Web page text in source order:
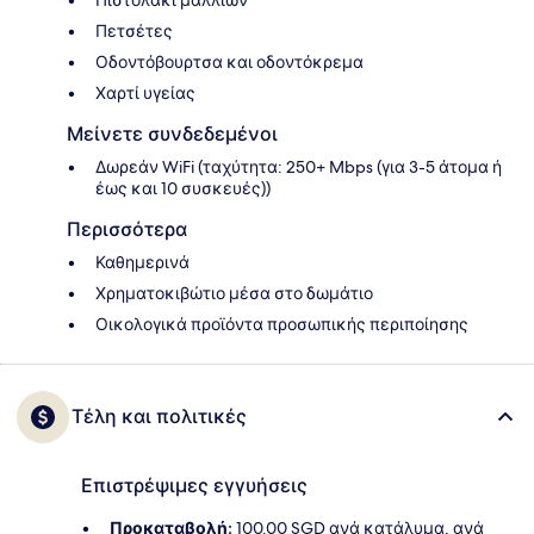
Πετσέτες
Οδοντόβουρτσα και οδοντόκρεμα
Χαρτί υγείας
Μείνετε συνδεδεμένοι
Δωρεάν WiFi (ταχύτητα: 250+ Mbps (για 3-5 άτομα ή
έως και 10 συσκευές))
Περισσότερα
Καθημερινά
Χρηματοκιβώτιο μέσα στο δωμάτιο
Οικολογικά προϊόντα προσωπικής περιποίησης
Τέλη και πολιτικές
Επιστρέψιμες εγγυήσεις
Προκαταβολή: 100.00 SGD ανά κατάλυμα, ανά